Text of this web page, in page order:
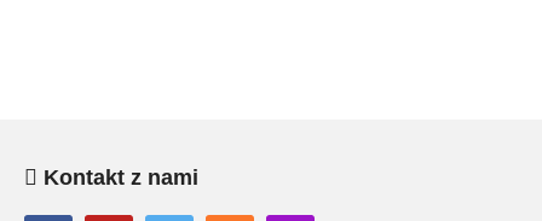
Kontakt z nami